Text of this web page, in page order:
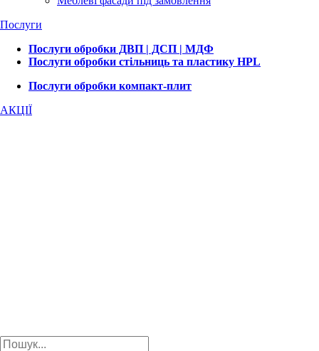
Послуги
Послуги обробки ДВП | ДСП | МДФ
Послуги обробки стільниць та пластику HPL
Послуги обробки компакт-плит
АКЦІЇ